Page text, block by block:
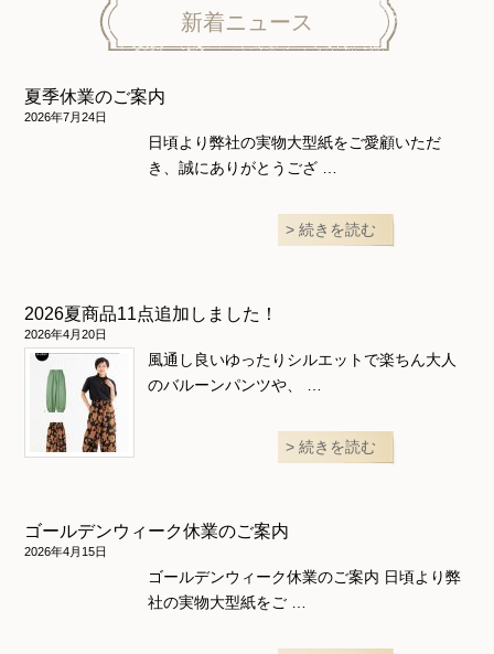
和風衣類
ウェディング・コスチューム
スカート・パンツ
新着ニュース
夏季休業のご案内
2026年7月24日
日頃より弊社の実物大型紙をご愛顧いただ
き、誠にありがとうござ …
続きを読む
2026夏商品11点追加しました！
2026年4月20日
風通し良いゆったりシルエットで楽ちん大人
のバルーンパンツや、 …
続きを読む
ゴールデンウィーク休業のご案内
2026年4月15日
ゴールデンウィーク休業のご案内 日頃より弊
社の実物大型紙をご …